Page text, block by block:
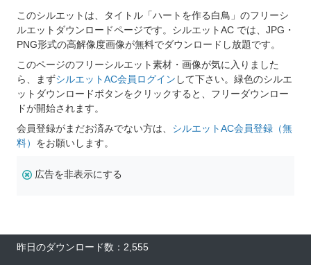
このシルエットは、タイトル「ハートを作る白鳥」のフリーシ
ルエットダウンロードページです。シルエットAC では、JPG・
PNG形式の高解像度画像が無料でダウンロードし放題です。
このページのフリーシルエット素材・画像が気に入りました
ら、まずシルエットAC会員ログイン して下さい。緑色のシルエ
ットダウンロードボタンをクリックすると、フリーダウンロー
ドが開始されます。
会員登録がまだお済みでない方は、 シルエットAC会員登録（無
料） をお願いします。
広告を非表示にする
昨日のダウンロード数：2,555